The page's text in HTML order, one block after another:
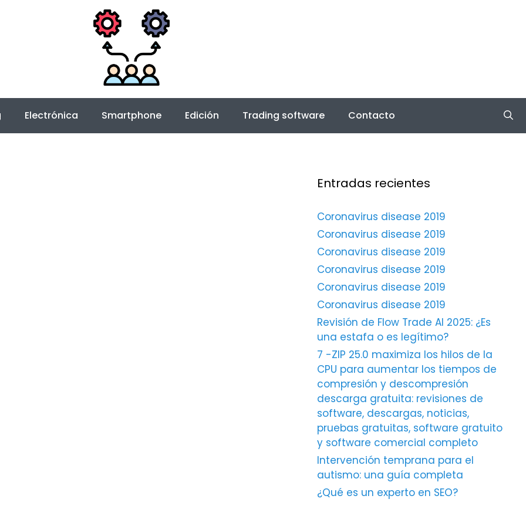
Electrónica Smartphone Edición Trading software Contacto
Entradas recientes
Coronavirus disease 2019
Coronavirus disease 2019
Coronavirus disease 2019
Coronavirus disease 2019
Coronavirus disease 2019
Coronavirus disease 2019
Revisión de Flow Trade AI 2025: ¿Es
una estafa o es legítimo?
7 -ZIP 25.0 maximiza los hilos de la
CPU para aumentar los tiempos de
compresión y descompresión
descarga gratuita: revisiones de
software, descargas, noticias,
pruebas gratuitas, software gratuito
y software comercial completo
Intervención temprana para el
autismo: una guía completa
¿Qué es un experto en SEO?